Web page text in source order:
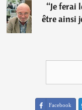
“Je ferai
être ainsi
Facebook